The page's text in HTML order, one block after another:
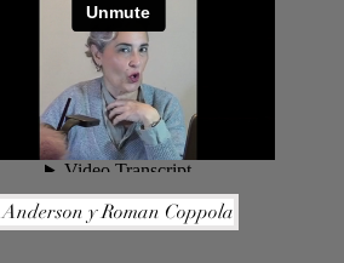
y Roman Coppola